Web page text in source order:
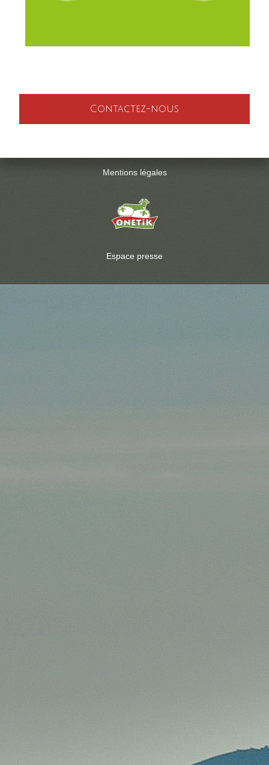
Contactez-nous
Mentions légales
Espace presse